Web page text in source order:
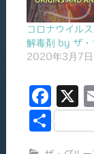
コロナウイル
解毒剤 by ザ・
2020年3月7日
F
a
X
共